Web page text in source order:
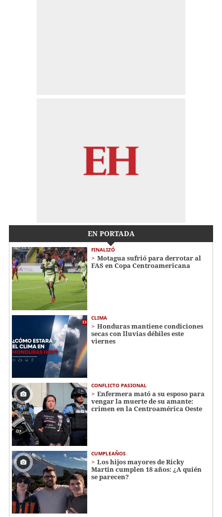
EN PORTADA
FINALIZÓ
Motagua sufrió para derrotar al
FAS en Copa Centroamericana
CLIMA
Honduras mantiene condiciones
secas con lluvias débiles este
viernes
CONFLICTO PASIONAL
Enfermera mató a su esposo para
vengar la muerte de su amante:
crimen en la Centroamérica Oeste
CUMPLEAÑOS
Los hijos mayores de Ricky
Martin cumplen 18 años: ¿A quién
se parecen?